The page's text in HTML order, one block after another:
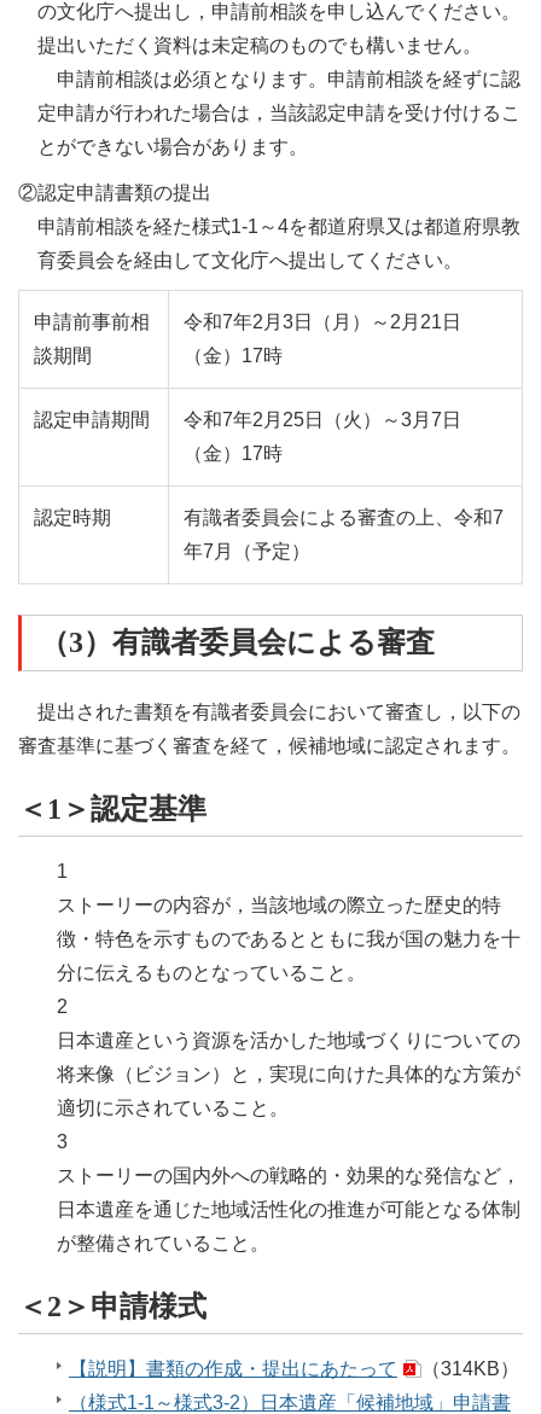
の文化庁へ提出し，申請前相談を申し込んでください。
提出いただく資料は未定稿のものでも構いません。
申請前相談は必須となります。申請前相談を経ずに認
定申請が行われた場合は，当該認定申請を受け付けるこ
とができない場合があります。
②認定申請書類の提出
申請前相談を経た様式1-1～4を都道府県又は都道府県教
育委員会を経由して文化庁へ提出してください。
申請前事前相
談期間
令和7年2月3日 （月）
～2月21日
（金） 17時
認定申請期間 令和7年2月25日 （火）
～3月7日
（金） 17時
認定時期
有識者委員会による審査の上、令和7
年7月（予定）
（3）有識者委員会による審査
提出された書類を有識者委員会において審査し，以下の
審査基準に基づく審査を経て，候補地域に認定されます。
＜1＞認定基準
1
ストーリーの内容が，当該地域の際立った歴史的特
徴・特色を示すものであるとともに我が国の魅力を十
分に伝えるものとなっていること。
2
日本遺産という資源を活かした地域づくりについての
将来像（ビジョン）と，実現に向けた具体的な方策が
適切に示されていること。
3
ストーリーの国内外への戦略的・効果的な発信など，
日本遺産を通じた地域活性化の推進が可能となる体制
が整備されていること。
＜2＞申請様式
【説明】書類の作成・提出にあたって
（314KB）
（様式1-1～様式3-2）日本遺産「候補地域」申請書